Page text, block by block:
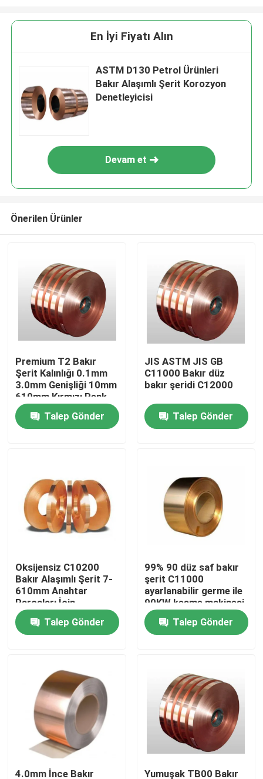
Hakkımızda
Kalite Kontrolü
Bir teklif isteği
Paslanmaz Çelik Boru
Paslanmaz Çelik Rulo
Paslanmaz Çelik Profil
En İyi Fiyatı Alın
ASTM D130 Petrol Ürünleri
Bakır Alaşımlı Şerit Korozyon
Denetleyicisi
Devam et
Önerilen Ürünler
Premium T2 Bakır
Şerit Kalınlığı 0.1mm
3.0mm Genişliği 10mm
610mm Kırmızı Renk
Talep Gönder
JIS ASTM JIS GB
C11000 Bakır düz
bakır şeridi C12000
Talep Gönder
Oksijensiz C10200
Bakır Alaşımlı Şerit 7-
610mm Anahtar
Parçaları İçin
Talep Gönder
99% 90 düz saf bakır
şerit C11000
ayarlanabilir germe ile
90KW kesme makinesi
Talep Gönder
4.0mm İnce Bakır Yumuşak TB00 Bakır